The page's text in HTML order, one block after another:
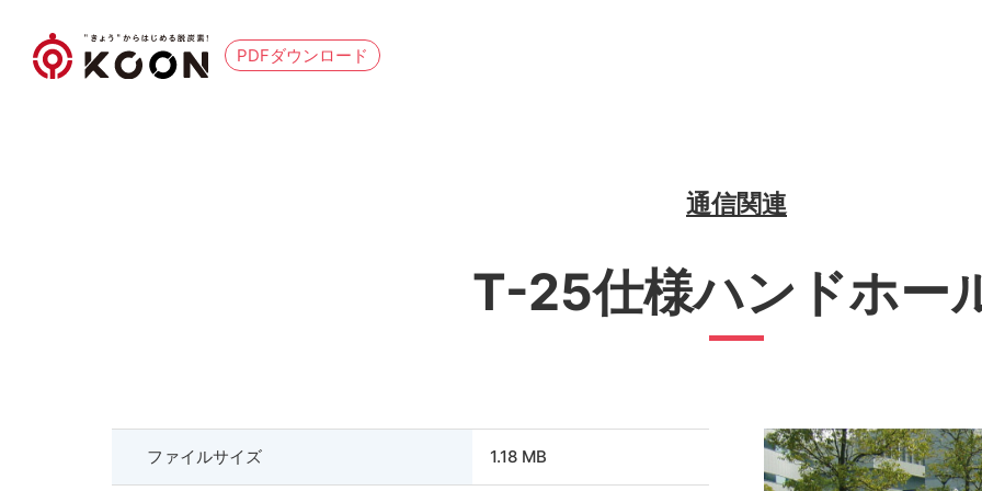
PDFダウンロード
通信関連
T-25仕様ハンドホー
ファイルサイズ 1.18 MB